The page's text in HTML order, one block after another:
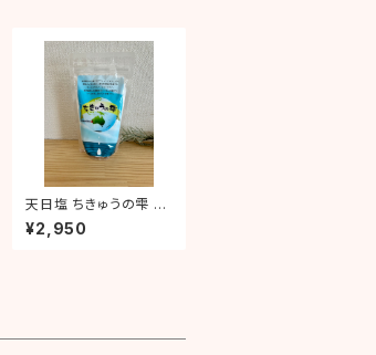
天日塩 ちきゅうの雫 50
0ｇ
¥2,950